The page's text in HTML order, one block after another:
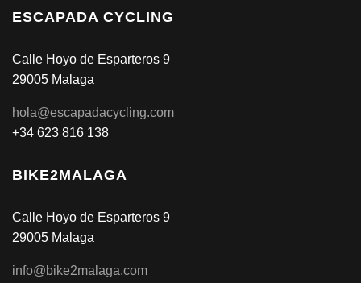
ESCAPADA CYCLING
Calle Hoyo de Esparteros 9
29005 Malaga
hola@escapadacycling.com
+34 623 816 138
BIKE2MALAGA
Calle Hoyo de Esparteros 9
29005 Malaga
info@bike2malaga.com